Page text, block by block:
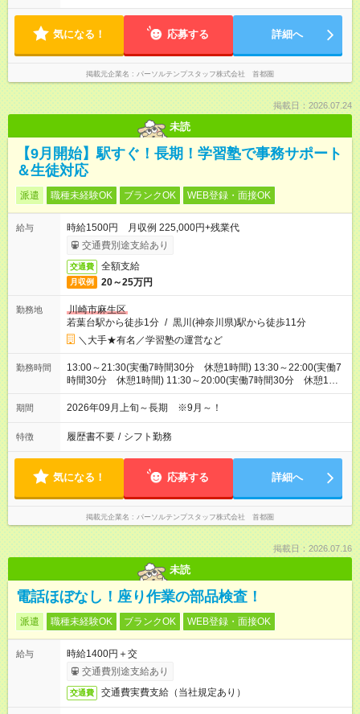
気になる！ 応募する 詳細へ
掲載元企業名 パーソルテンプスタッフ株式会社 首都圏
掲載日：2026.07.24
未読
【9月開始】駅すぐ！長期！学習塾で事務サポート
＆生徒対応
派遣 職種未経験OK ブランクOK WEB登録・面接OK
給与
時給1500円 月収例 225,000円+残業代
交通費別途支給あり
交通費 全額支給
月収例 20～25万円
勤務地
川崎市麻生区
若葉台駅から徒歩1分 / 黒川(神奈川県)駅から徒歩11分
＼大手★有名／学習塾の運営など
勤務時間
13:00～21:30(実働7時間30分 休憩1時間) 13:30～22:00(実働7
時間30分 休憩1時間) 11:30～20:00(実働7時間30分 休憩1時
間) ※日曜と特別講習期間（夏冬）8:00～16:30もしくは11:30～
20:30
期間 2026年09月上旬～長期 ※9月～！
特徴 履歴書不要 / シフト勤務
気になる！ 応募する 詳細へ
掲載元企業名 パーソルテンプスタッフ株式会社 首都圏
掲載日：2026.07.16
未読
電話ほぼなし！座り作業の部品検査！
派遣 職種未経験OK ブランクOK WEB登録・面接OK
給与
時給1400円＋交
交通費別途支給あり
交通費 交通費実費支給（当社規定あり）